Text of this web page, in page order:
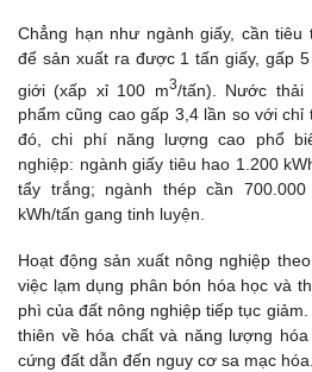
Chẳng hạn như ngành giấy, cần
để sản xuất ra được 1 tấn giấy, gấp
giới (xấp xỉ 100 m3/tấn). Nước thải
phẩm cũng cao gấp 3,4 lần so với
đó, chi phí năng lượng cao phổ
nghiệp: ngành giấy tiêu hao 1.200
tẩy trắng; ngành thép cần
kWh/tấn gang tinh luyện.
Hoạt động sản xuất nông nghiệp
việc lạm dụng phân bón hóa học và
phì của đất nông nghiệp tiếp tục
thiên về hóa chất và năng lượng
cứng đất dẫn đến nguy cơ sa mạc hóa.